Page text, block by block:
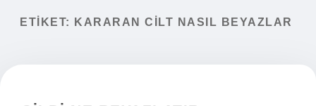
Yasal Uyarı
ETIKET: KARARAN CILT NASIL BEYAZLAR